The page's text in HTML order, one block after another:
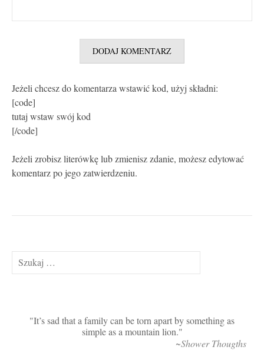
Jeżeli chcesz do komentarza wstawić kod, użyj składni:
[code]
tutaj wstaw swój kod
[/code]
Jeżeli zrobisz literówkę lub zmienisz zdanie, możesz edytować
komentarz po jego zatwierdzeniu.
Szukaj:
It’s sad that a family can be torn apart by something as
simple as a mountain lion.
~Shower Thougths